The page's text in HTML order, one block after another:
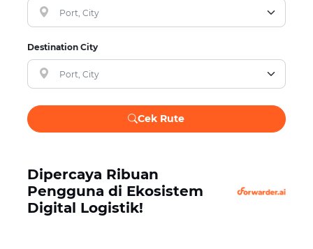
Port, City
Destination City
Port, City
Cek Rute
Dipercaya Ribuan
Pengguna di Ekosistem
Digital Logistik!